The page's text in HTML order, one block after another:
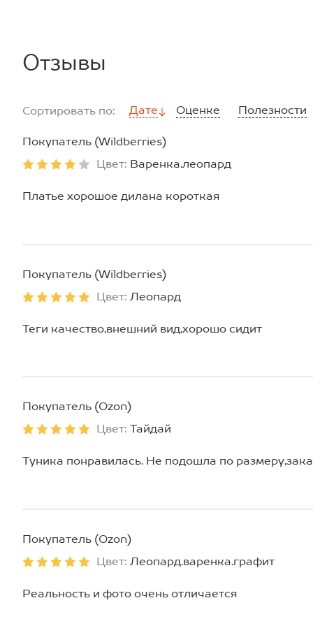
Отзывы
Сортировать по: Дате Оценке Полезности
Покупатель (Wildberries)
Цвет: Варенка.леопард
Платье хорошое дилана короткая
Покупатель (Wildberries)
Цвет: Леопард
Теги качество,внешний вид,хорошо сидит
Покупатель (Ozon)
Цвет: Тайдай
Туника понравилась. Не подошла по
Покупатель (Ozon)
Цвет: Леопард.варенка.графит
Реальность и фото очень отличается